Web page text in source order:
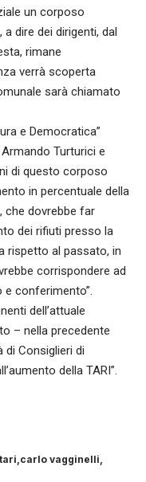
un corposo
dire dei dirigenti, dal
rimane
verrà scoperta
sarà chiamato
e Democratica”
Turturici e
di questo corposo
in percentuale della
che dovrebbe far
dei rifiuti presso la
rispetto al passato, in
corrispondere ad
conferimento”.
dell’attuale
– nella precedente
di Consiglieri di
della TARI”.
carlo vagginelli